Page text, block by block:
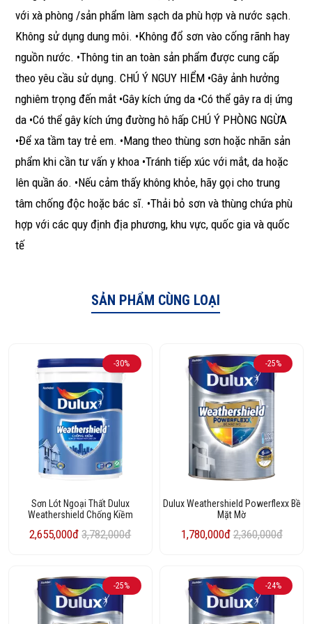
với xà phòng /sản phẩm làm sạch da phù hợp và nước sạch.
Không sử dụng dung môi. •Không đổ sơn vào cống rãnh hay
nguồn nước. •Thông tin an toàn sản phẩm được cung cấp
theo yêu cầu sử dụng. CHÚ Ý NGUY HIỂM •Gây ảnh hưởng
nghiêm trọng đến mắt •Gây kích ứng da •Có thể gây ra dị ứng
da •Có thể gây kích ứng đường hô hấp CHÚ Ý PHÒNG NGỪA
•Để xa tầm tay trẻ em. •Mang theo thùng sơn hoặc nhãn sản
phẩm khi cần tư vấn y khoa •Tránh tiếp xúc với mắt, da hoặc
lên quần áo. •Nếu cảm thấy không khỏe, hãy gọi cho trung
tâm chống độc hoặc bác sĩ. •Thải bỏ sơn và thùng chứa phù
hợp với các quy định địa phương, khu vực, quốc gia và quốc
tế
SẢN PHẨM CÙNG LOẠI
-30%
Sơn Lót Ngoại Thất Dulux
Weathershield Chống Kiềm
2,655,000đ 3,782,000đ
-25%
Dulux Weathershield Powerflexx Bề
Mặt Mờ
1,780,000đ 2,360,000đ
-25% -24%